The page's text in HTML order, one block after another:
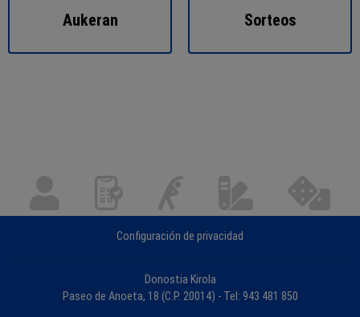
Aukeran Sorteos
Configuración de privacidad
Donostia Kirola
Paseo de Anoeta, 18 (C.P. 20014) - Tel: 943 481 850